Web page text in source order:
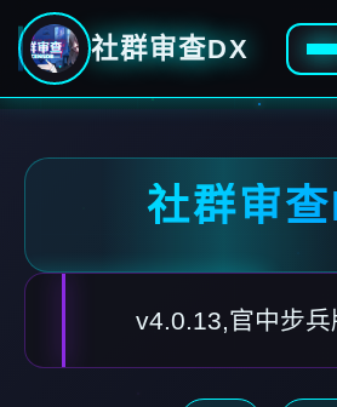
社群审查DX
社群审
v4.0.13,官中步兵